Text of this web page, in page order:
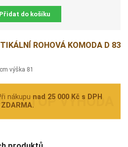
Přidat do košíku
ROHOVÁ KOMODA D 83
výška 81
nákupu nad 25 000 Kč s DPH
ZDARMA.